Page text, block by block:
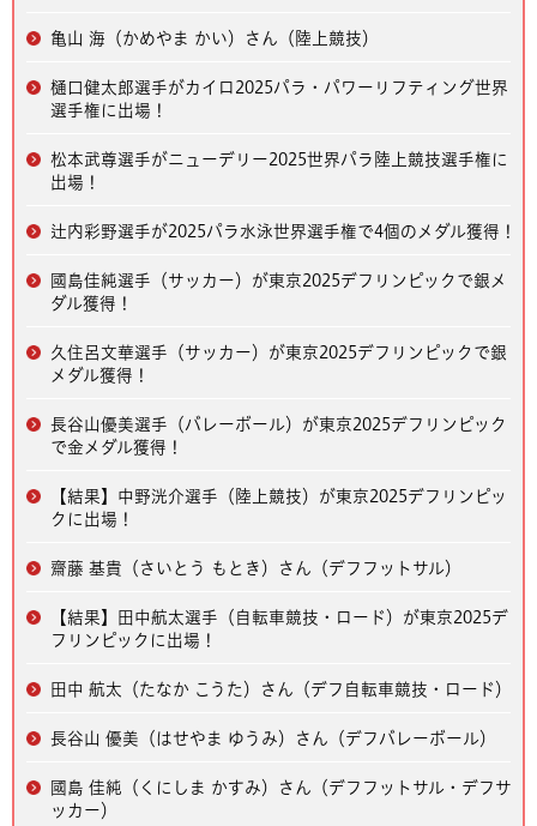
亀山 海（かめやま かい）さん（陸上競技）
樋口健太郎選手がカイロ2025パラ・パワーリフティング世界
選手権に出場！
松本武尊選手がニューデリー2025世界パラ陸上競技選手権に
出場！
辻内彩野選手が2025パラ水泳世界選手権で4個のメダル獲得！
國島佳純選手（サッカー）が東京2025デフリンピックで銀メ
ダル獲得！
久住呂文華選手（サッカー）が東京2025デフリンピックで銀
メダル獲得！
長谷山優美選手（バレーボール）が東京2025デフリンピック
で金メダル獲得！
【結果】中野洸介選手（陸上競技）が東京2025デフリンピッ
クに出場！
齋藤 基貴（さいとう もとき）さん（デフフットサル）
【結果】田中航太選手（自転車競技・ロード）が東京2025デ
フリンピックに出場！
田中 航太（たなか こうた）さん（デフ自転車競技・ロード）
長谷山 優美（はせやま ゆうみ）さん（デフバレーボール）
國島 佳純（くにしま かすみ）さん（デフフットサル・デフサ
ッカー）